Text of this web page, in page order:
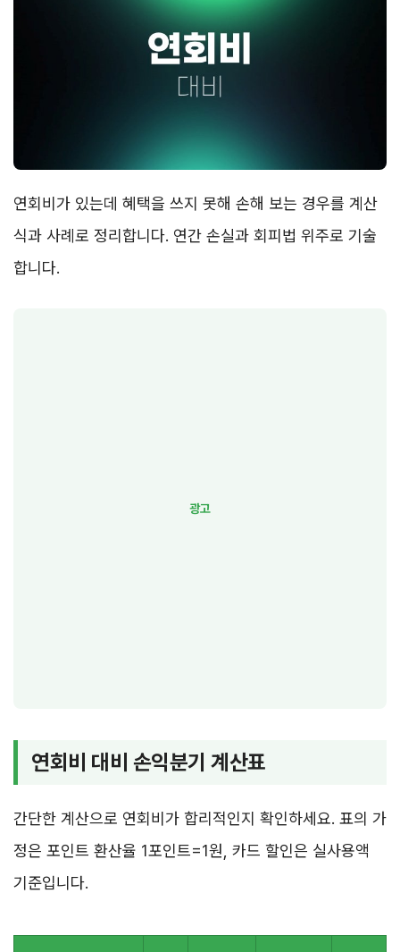
연회비가 있는데 혜택을 쓰지 못해 손해 보는 경우를 계산
식과 사례로 정리합니다. 연간 손실과 회피법 위주로 기술
합니다.
연회비 대비 손익분기 계산표
간단한 계산으로 연회비가 합리적인지 확인하세요. 표의 가
정은 포인트 환산율 1포인트=1원, 카드 할인은 실사용액
기준입니다.